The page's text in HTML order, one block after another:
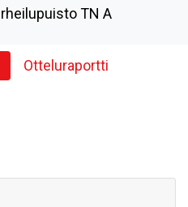
TN A
Otteluraportti